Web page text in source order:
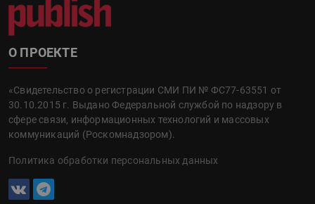
О ПРОЕКТЕ
«Свидетельство о регистрации СМИ ПИ № ФС77-63551 от
30.10.2015 г. Выдано Федеральной службой по надзору в
сфере связи, информационных технологий и массовых
коммуникаций (Роскомнадзором).
Политика обработки персональных данных